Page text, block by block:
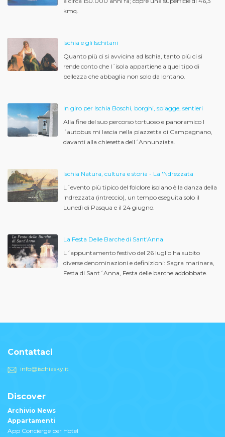
kmq.
Ischia e gli Ischitani
Quanto più ci si avvicina ad Ischia, tanto più ci si
rende conto che l´isola appartiene a quel tipo di
bellezza che abbaglia non solo da lontano.
In giro per Ischia Boschi, borghi, spiagge, sentieri
Alla fine del suo percorso tortuoso e panoramico l
´autobus mi lascia nella piazzetta di Campagnano,
davanti alla chiesetta dell´Annunziata.
Ischia Natura, cultura e storia - La 'Ndrezzata
L´evento più tipico del folclore isolano è la danza della
'ndrezzata (intreccio), un tempo eseguita solo il
Lunedì di Pasqua e il 24 giugno.
La Festa Delle Barche di Sant'Anna
L´appuntamento festivo del 26 luglio ha subito
diverse denominazioni e definizioni: Sagra marinara,
Festa di Sant´Anna, Festa delle barche addobbate.
Contattaci
info@ischiasky.it
Discover
Archivio News
Appartamenti
App Concierge per Hotel